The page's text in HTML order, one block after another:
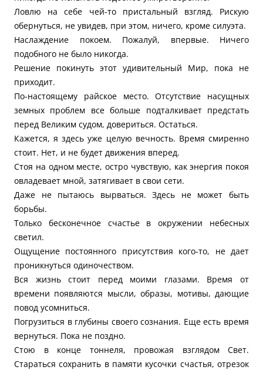
Ловлю на себе чей-то пристальный взгляд. Рискую
обернуться, не увидев, при этом, ничего, кроме силуэта.
Наслаждение покоем. Пожалуй, впервые. Ничего
подобного не было никогда.
Решение покинуть этот удивительный Мир, пока не
приходит.
По-настоящему райское место. Отсутствие насущных
земных проблем все больше подталкивает предстать
перед Великим судом, довериться. Остаться.
Кажется, я здесь уже целую вечность. Время смиренно
стоит. Нет, и не будет движения вперед.
Стоя на одном месте, остро чувствую, как энергия покоя
овладевает мной, затягивает в свои сети.
Даже не пытаюсь вырваться. Здесь не может быть
борьбы.
Только бесконечное счастье в окружении небесных
светил.
Ощущение постоянного присутствия кого-то, не дает
проникнуться одиночеством.
Вся жизнь стоит перед моими глазами. Время от
времени появляются мысли, образы, мотивы, дающие
повод усомниться.
Погрузиться в глубины своего сознания. Еще есть время
вернуться. Пока не поздно.
Стою в конце тоннеля, провожая взглядом Свет.
Стараться сохранить в памяти кусочки счастья, отрезок